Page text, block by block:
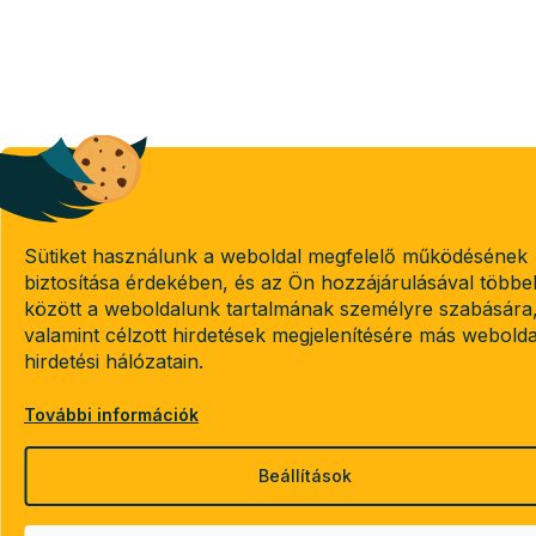
Sütiket használunk a weboldal megfelelő működésének
biztosítása érdekében, és az Ön hozzájárulásával
között a weboldalunk tartalmának személyre
valamint célzott hirdetések megjelenítésére más
hirdetési hálózatain.
További információk
Beállítások